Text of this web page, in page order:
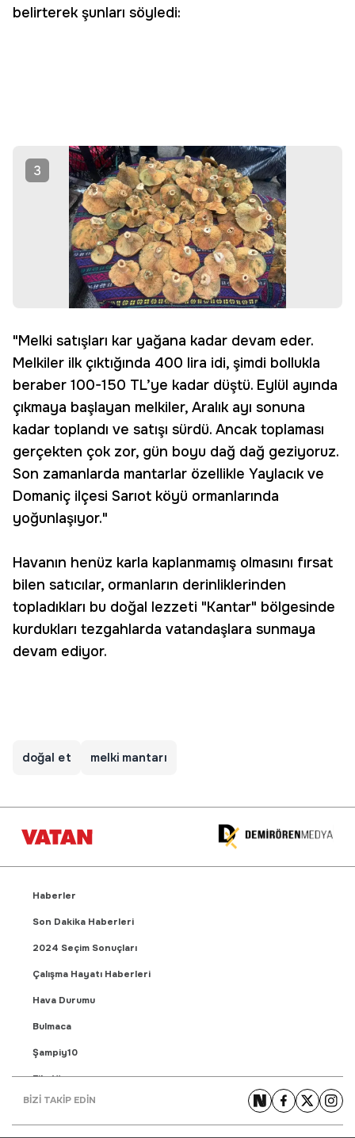
belirterek şunları söyledi:
3
"Melki satışları kar yağana kadar devam eder.
Melkiler ilk çıktığında 400 lira idi, şimdi bollukla
beraber 100-150 TL’ye kadar düştü. Eylül ayında
çıkmaya başlayan melkiler, Aralık ayı sonuna
kadar toplandı ve satışı sürdü. Ancak toplaması
gerçekten çok zor, gün boyu dağ dağ geziyoruz.
Son zamanlarda mantarlar özellikle Yaylacık ve
Domaniç ilçesi Sarıot köyü ormanlarında
yoğunlaşıyor."
Havanın henüz karla kaplanmamış olmasını fırsat
bilen satıcılar, ormanların derinliklerinden
topladıkları bu doğal lezzeti "Kantar" bölgesinde
kurdukları tezgahlarda vatandaşlara sunmaya
devam ediyor.
doğal et melki mantarı
Haberler
Son Dakika Haberleri
2024 Seçim Sonuçları
Çalışma Hayatı Haberleri
Hava Durumu
Bulmaca
Şampiy10
Fikstür
Puan Durumu
BİZİ TAKİP EDİN